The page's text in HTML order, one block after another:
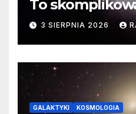
To
3 SIERPNIA 2026
GALAKTYKI KOSMOLOGIA